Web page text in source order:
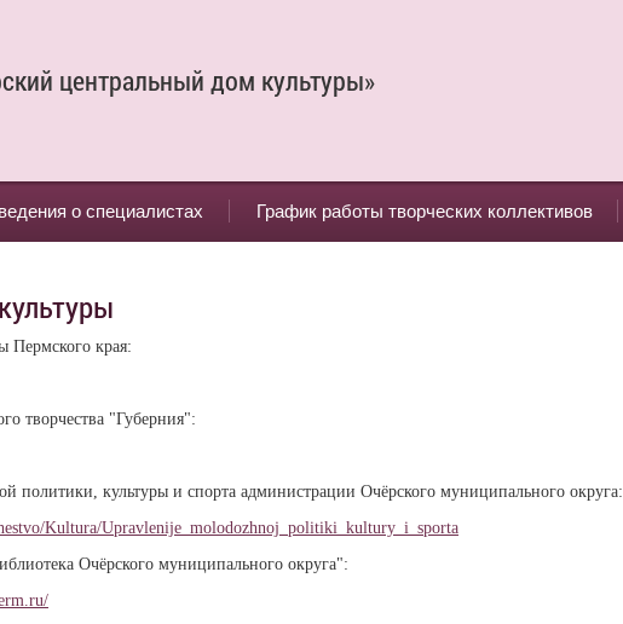
центральный дом культуры»
о специалистах График работы творческих коллективов
Пермского края:
творчества "Губерния":
политики, культуры и спорта администрации Очёрского муниципального округа:
Kultura/Upravlenije_molodozhnoj_politiki_kultury_i_sporta
Очёрского муниципального округа":